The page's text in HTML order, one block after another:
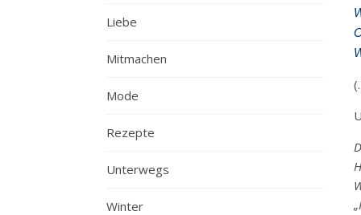
Liebe
Mitmachen
Mode
Rezepte
Unterwegs
Winter